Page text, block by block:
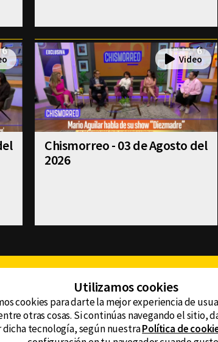
Chismorreo - 03 de Agosto del
2026
CONTACTO
AVISO DE PRIVACIDAD
Utilizamos cookies
cookies para darte la mejor experiencia de
otras cosas. Si continúas navegando el sitio,
tecnología, según nuestraPolítica de